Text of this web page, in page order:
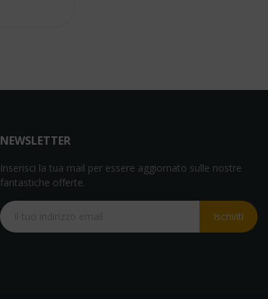
NEWSLETTER
Inserisci la tua mail per essere aggiornato sulle nostre
fantastiche offerte.
Iscriviti